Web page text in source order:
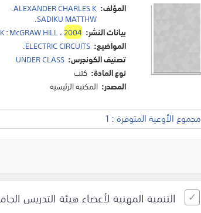
المؤلف: ALEXANDER CHARLES K
.
SADIKU MATTHW
.
بيانات النشر:
:McGRAW HILL،2004
المواضيع: ELECTRIC CIRCUITS
.
تصنيف الكونجرس: UNDER CLASS
نوع المادة: كتب
المصدر: المكتبة الرئيسية
مجموع الأوعية المتوفرة : 1
التنمية المهنية لأعضاء هيئة التدريس